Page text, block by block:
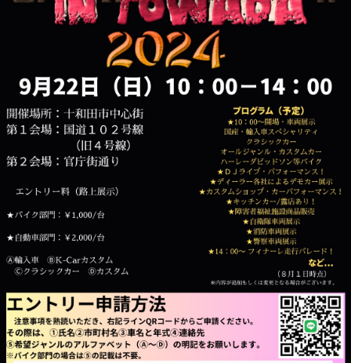
主催者様向けサービス
イベントレポート
ショート動画
ログイン